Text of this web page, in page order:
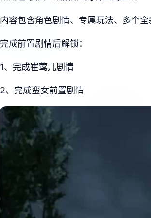
内容包含角色剧情、专属玩法、多个
完成前置剧情后解锁：
1、完成崔莺儿剧情
2、完成蛮女前置剧情